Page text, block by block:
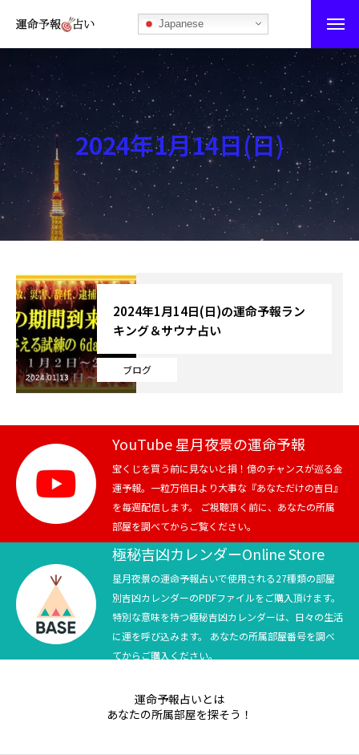
Japanese
運命予報占い
運命予報占いとは
あなたの所属部屋を探そう！
最恐の相性占い
秘伝公開！吉凶カレンダー
ブログ
お知らせ
芸能界
テニス
スポーツ
競馬
テニス四大大会・五輪
テニス四大大会・五輪
2024年1月14日(日)
ブログ
2024年1月14日(日)の運命予報ラン
キング＆サウナ占い
2024.01.13
YouTube 星月夜景の運命予報
宝くじを買う前に見ないと損！億のチャンスが巡る金
運予報。一粒万倍日より大事な『あなただけの吉日』
を毎週配信します。 ご視聴頂く前に、あなたの所属
部屋を調べてからご覧ください。
極秘吉凶カレンダーOnline Store
星月夜景の運命予報占いで使用される27種類の部屋
別吉凶カレンダーのPDFファイルをご購入頂けます。
特別な意味を持つ極秘吉凶カレンダーは、日々の生活
に運を呼び込みます。 あなたの所属部屋番号を調べ
てからご購入ください。
運命予報占いとは
あなたの所属部屋を探そう！